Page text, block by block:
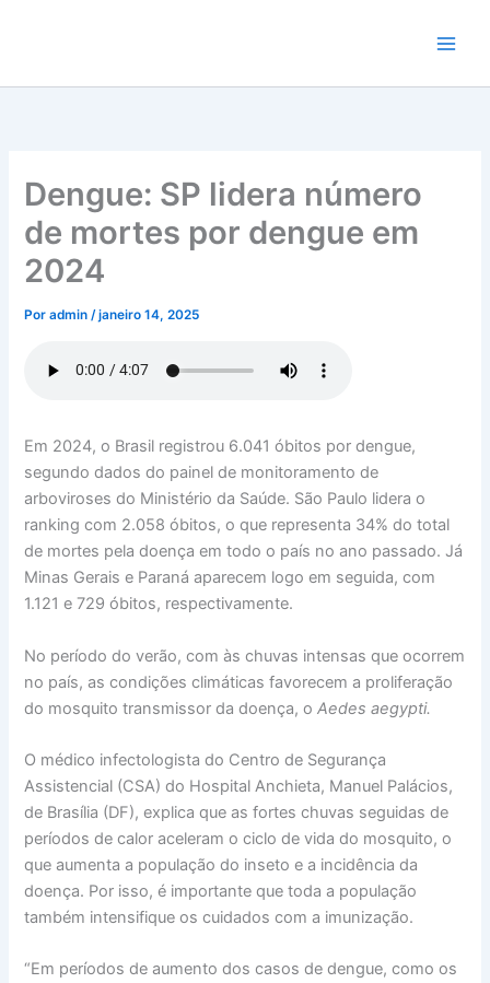
conteúdo
Dengue: SP lidera número
de mortes por dengue em
2024
Poradmin/janeiro 14, 2025
Em 2024, o Brasil registrou 6.041 óbitos por dengue,
segundo dados do painel de monitoramento de
arboviroses do Ministério da Saúde. São Paulo lidera o
ranking com 2.058 óbitos, o que representa 34% do total
de mortes pela doença em todo o país no ano passado. Já
Minas Gerais e Paraná aparecem logo em seguida, com
1.121 e 729 óbitos, respectivamente.
No período do verão, com às chuvas intensas que ocorrem
no país, as condições climáticas favorecem a proliferação
do mosquito transmissor da doença, o Aedes aegypti.
O médico infectologista do Centro de Segurança
Assistencial (CSA) do Hospital Anchieta, Manuel Palácios,
de Brasília (DF), explica que as fortes chuvas seguidas de
períodos de calor aceleram o ciclo de vida do mosquito, o
que aumenta a população do inseto e a incidência da
doença. Por isso, é importante que toda a população
também intensifique os cuidados com a imunização.
“Em períodos de aumento dos casos de dengue, como os